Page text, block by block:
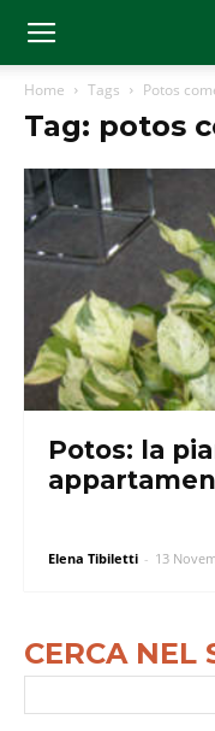
Home Tags Potos
Tag: potos
Potos: la
Elena Tibiletti - 13
CERCA NEL